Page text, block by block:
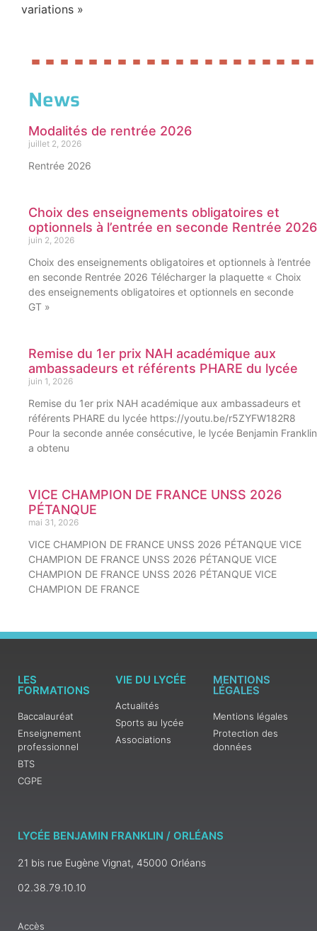
variations »
News
Modalités de rentrée 2026
juillet 2, 2026
Rentrée 2026
Choix des enseignements obligatoires et
optionnels à l’entrée en seconde Rentrée 2026
juin 2, 2026
Choix des enseignements obligatoires et optionnels à l’entrée
en seconde Rentrée 2026 Télécharger la plaquette « Choix
des enseignements obligatoires et optionnels en seconde
GT »
Remise du 1er prix NAH académique aux
ambassadeurs et référents PHARE du lycée
juin 1, 2026
Remise du 1er prix NAH académique aux ambassadeurs et
référents PHARE du lycée https://youtu.be/r5ZYFW182R8
Pour la seconde année consécutive, le lycée Benjamin Franklin
a obtenu
VICE CHAMPION DE FRANCE UNSS 2026
PÉTANQUE
mai 31, 2026
VICE CHAMPION DE FRANCE UNSS 2026 PÉTANQUE VICE
CHAMPION DE FRANCE UNSS 2026 PÉTANQUE VICE
CHAMPION DE FRANCE UNSS 2026 PÉTANQUE VICE
CHAMPION DE FRANCE
LES
FORMATIONS
Baccalauréat
Enseignement
professionnel
BTS
CGPE
VIE DU LYCÉE
Actualités
Sports au lycée
Associations
MENTIONS
LÉGALES
Mentions légales
Protection des
données
LYCÉE BENJAMIN FRANKLIN / ORLÉANS
21 bis rue Eugène Vignat, 45000 Orléans
02.38.79.10.10
Accès